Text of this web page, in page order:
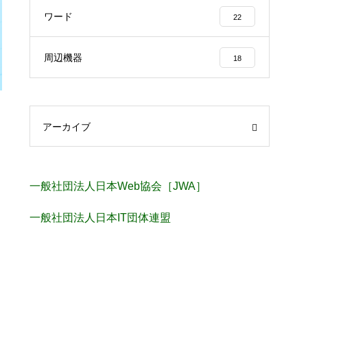
ワード 22
周辺機器 18
アーカイブ
一般社団法人日本Web協会［JWA］
一般社団法人日本IT団体連盟